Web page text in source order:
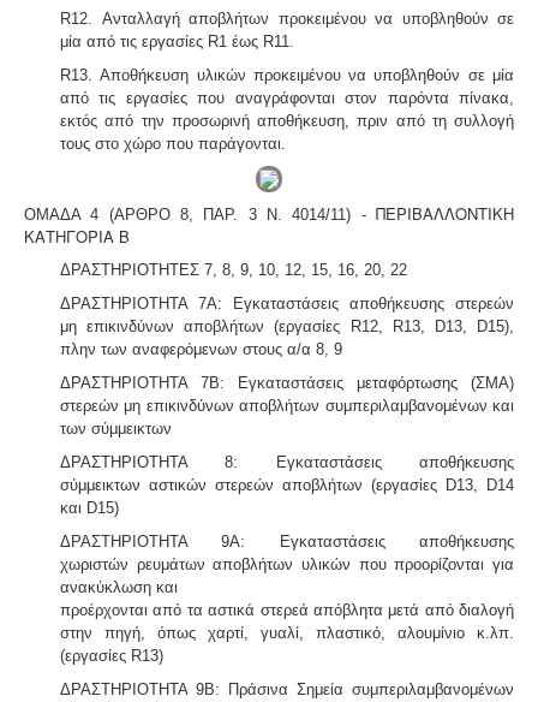
R12. Ανταλλαγή αποβλήτων προκειμένου να υποβληθούν σε
μία από τις εργασίες R1 έως R11.
R13. Αποθήκευση υλικών προκειμένου να υποβληθούν σε μία
από τις εργασίες που αναγράφονται στον παρόντα πίνακα,
εκτός από την προσωρινή αποθήκευση, πριν από τη συλλογή
τους στο χώρο που παράγονται.
ΟΜΑΔΑ 4 (ΑΡΘΡΟ 8, ΠΑΡ. 3 Ν. 4014/11) - ΠΕΡΙΒΑΛΛΟΝΤΙΚΗ
ΚΑΤΗΓΟΡΙΑ Β
ΔΡΑΣΤΗΡΙΟΤΗΤΕΣ 7, 8, 9, 10, 12, 15, 16, 20, 22
ΔΡΑΣΤΗΡΙΟΤΗΤΑ 7Α: Εγκαταστάσεις αποθήκευσης στερεών
μη επικινδύνων αποβλήτων (εργασίες R12, R13, D13, D15),
πλην των αναφερόμενων στους α/α 8, 9
ΔΡΑΣΤΗΡΙΟΤΗΤΑ 7Β: Εγκαταστάσεις μεταφόρτωσης (ΣΜΑ)
στερεών μη επικινδύνων αποβλήτων συμπεριλαμβανομένων και
των σύμμεικτων
ΔΡΑΣΤΗΡΙΟΤΗΤΑ 8: Εγκαταστάσεις αποθήκευσης
σύμμεικτων αστικών στερεών αποβλήτων (εργασίες D13, D14
και D15)
ΔΡΑΣΤΗΡΙΟΤΗΤΑ 9Α: Εγκαταστάσεις αποθήκευσης
χωριστών ρευμάτων αποβλήτων υλικών που προορίζονται για
ανακύκλωση και
προέρχονται από τα αστικά στερεά απόβλητα μετά από διαλογή
στην πηγή, όπως χαρτί, γυαλί, πλαστικό, αλουμίνιο κ.λπ.
(εργασίες R13)
ΔΡΑΣΤΗΡΙΟΤΗΤΑ 9Β: Πράσινα Σημεία συμπεριλαμβανομένων